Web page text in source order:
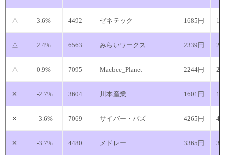
△ 3.6% 4492 ゼネテック 1685円
△ 2.4% 6563 みらいワークス 2339円
△ 0.9% 7095 Macbee_Planet 2244円
✕ -2.7% 3604 川本産業 1601円
✕ -3.6% 7069 サイバー・バズ 4265円
✕ -3.7% 4480 メドレー 3365円